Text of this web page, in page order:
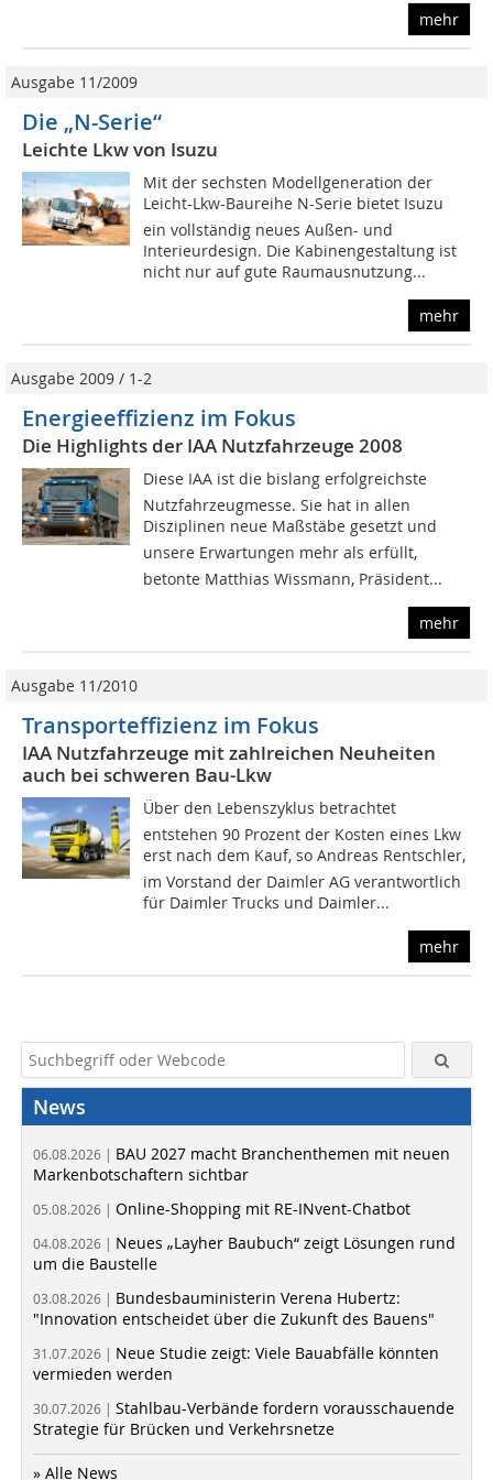
mehr
Ausgabe 11/2009
Die „N-Serie“
Leichte Lkw von Isuzu
Mit der sechsten Modellgeneration der
Leicht-Lkw-Baureihe N-Serie bietet Isuzu
ein vollständig neues Außen- und
Interieurdesign. Die Kabinengestaltung ist
nicht nur auf gute Raumausnutzung...
mehr
Ausgabe 2009 / 1-2
Energieeffizienz im Fokus
Die Highlights der IAA Nutzfahrzeuge 2008
Diese IAA ist die bislang erfolgreichste
Nutzfahrzeugmesse. Sie hat in allen
Disziplinen neue Maßstäbe gesetzt und
unsere Erwartungen mehr als erfüllt,
betonte Matthias Wissmann, Präsident...
mehr
Ausgabe 11/2010
Transporteffizienz im Fokus
IAA Nutzfahrzeuge mit zahlreichen Neuheiten
auch bei schweren Bau-Lkw
Über den Lebenszyklus betrachtet
entstehen 90 Prozent der Kosten eines Lkw
erst nach dem Kauf, so Andreas Rentschler,
im Vorstand der Daimler AG verantwortlich
für Daimler Trucks und Daimler...
mehr
News
06.08.2026 | BAU 2027 macht Branchenthemen mit neuen
Markenbotschaftern sichtbar
05.08.2026 | Online-Shopping mit RE-INvent-Chatbot
04.08.2026 | Neues „Layher Baubuch“ zeigt Lösungen rund
um die Baustelle
03.08.2026 | Bundesbauministerin Verena Hubertz:
"Innovation entscheidet über die Zukunft des Bauens"
31.07.2026 | Neue Studie zeigt: Viele Bauabfälle könnten
vermieden werden
30.07.2026 | Stahlbau-Verbände fordern vorausschauende
Strategie für Brücken und Verkehrsnetze
» Alle News